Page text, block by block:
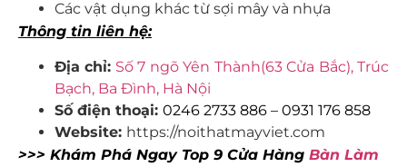
Các vật dụng khác từ sợi mây và nhựa
Thông tin liên hệ:
Địa chỉ: Số 7 ngõ Yên Thành(63 Cửa Bắc), Trúc
Bạch, Ba Đình, Hà Nội
Số điện thoại: 0246 2733 886 – 0931 176 858
Website: https://noithatmayviet.com
>>> Khám Phá Ngay Top 9 Cửa Hàng Bàn Làm